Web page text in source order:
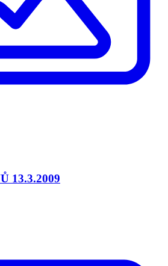
13.3.2009